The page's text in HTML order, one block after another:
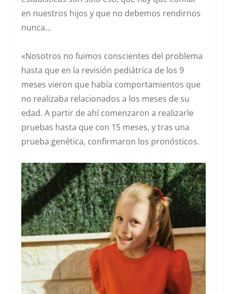
en nuestros hijos y que no debemos rendirnos
nunca…
«Nosotros no fuimos conscientes del problema
hasta que en la revisión pediátrica de los 9
meses vieron que había comportamientos que
no realizaba relacionados a los meses de su
edad. A partir de ahí comenzaron a realizarle
pruebas hasta que con 15 meses, y tras una
prueba genética, confirmaron los pronósticos.